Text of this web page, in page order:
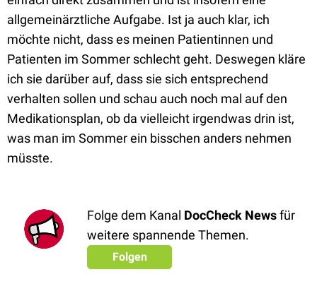
allgemeinärztliche Aufgabe. Ist ja auch klar, ich
möchte nicht, dass es meinen Patientinnen und
Patienten im Sommer schlecht geht. Deswegen kläre
ich sie darüber auf, dass sie sich entsprechend
verhalten sollen und schau auch noch mal auf den
Medikationsplan, ob da vielleicht irgendwas drin ist,
was man im Sommer ein bisschen anders nehmen
müsste.
Folge dem Kanal DocCheck Newsfür
weitere spannende Themen.
Folgen